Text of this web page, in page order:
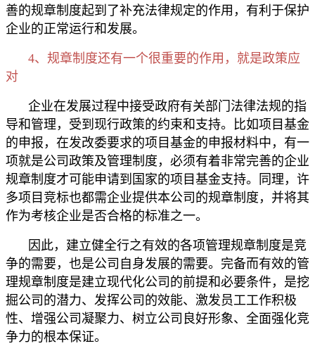
善的规章制度起到了补充法律规定的作用，有利于保护
企业的正常运行和发展。
4、规章制度还有一个很重要的作用，就是政策应
对
企业在发展过程中接受政府有关部门法律法规的指
导和管理，受到现行政策的约束和支持。比如项目基金
的申报，在发改委要求的项目基金的申报材料中，有一
项就是公司政策及管理制度，必须有着非常完善的企业
规章制度才可能申请到国家的项目基金支持。同理，许
多项目竞标也都需企业提供本公司的规章制度，并将其
作为考核企业是否合格的标准之一。
因此，建立健全行之有效的各项管理规章制度是竞
争的需要，也是公司自身发展的需要。完备而有效的管
理规章制度是建立现代化公司的前提和必要条件，是挖
掘公司的潜力、发挥公司的效能、激发员工工作积极
性、增强公司凝聚力、树立公司良好形象、全面强化竞
争力的根本保证。